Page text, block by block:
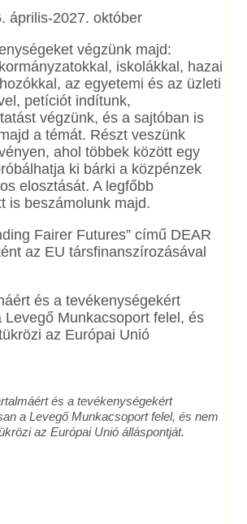
április-2027. október
végzünk majd:
iskolákkal, hazai
az egyetemi és az üzleti
petíciót indítunk,
végzünk, és a sajtóban is
a témát. Részt veszünk
ahol többek között egy
ki bárki a közpénzek
elosztását. A legfőbb
is beszámolunk majd.
Fairer Futures” című DEAR
az EU társfinanszírozásával
és a tevékenységekért
Levegő Munkacsoport felel, és
az Európai Unió
és a tevékenységekért
a Levegő Munkacsoport felel, és nem
az Európai Unió álláspontját.